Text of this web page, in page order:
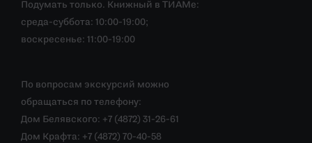
Подумать только. Книжный в ТИАМе:
среда-суббота: 10:00-19:00;
воскресенье: 11:00-19:00
По вопросам экскурсий можно
обращаться по телефону:
Дом Белявского: +7 (4872) 31-26-61
Дом Крафта: +7 (4872) 70-40-58